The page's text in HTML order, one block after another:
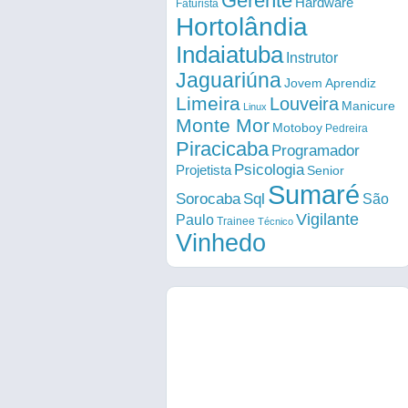
Faturista
Hortolândia
Indaiatuba Instrutor
Jaguariúna Jovem Aprendiz
Limeira Linux Louveira Manicure
Monte Mor Motoboy Pedreira
Piracicaba Programador
Projetista PsicologiaSenior
Sorocaba Sql Sumaré São
Paulo Trainee Técnico Vigilante
Vinhedo